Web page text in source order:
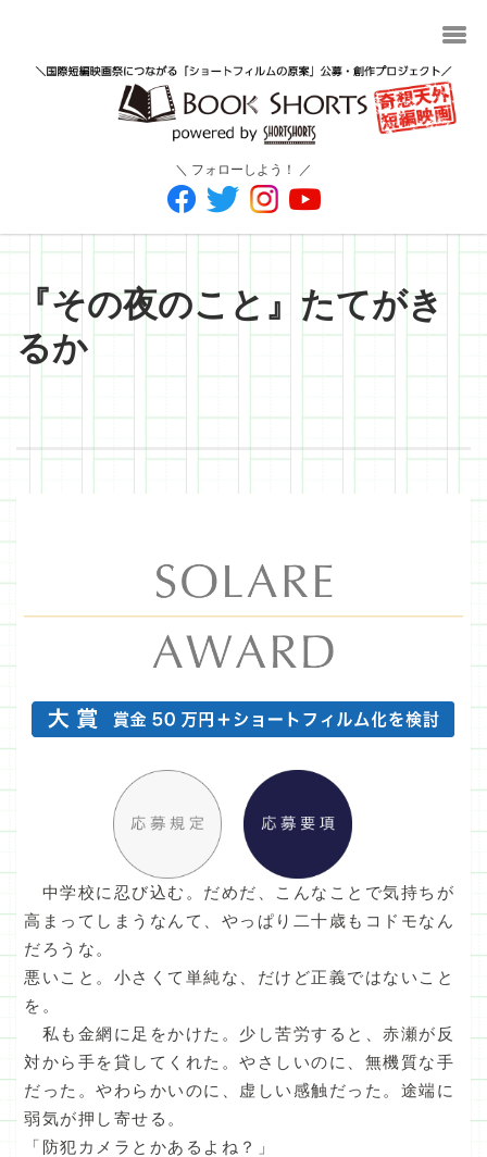
＼ フォローしよう！ ／
『その夜のこと』たてがき
るか
中学校に忍び込む。だめだ、こんなことで気持ちが
高まってしまうなんて、やっぱり二十歳もコドモなん
だろうな。
悪いこと。小さくて単純な、だけど正義ではないこと
を。
私も金網に足をかけた。少し苦労すると、赤瀬が反
対から手を貸してくれた。やさしいのに、無機質な手
だった。やわらかいのに、虚しい感触だった。途端に
弱気が押し寄せる。
「防犯カメラとかあるよね？」